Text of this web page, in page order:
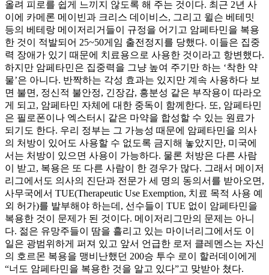
올려 피로를 쉽게 느끼지 않도록 해 주는 것이다. 최근 2년 사
이에 카메론 메이빈과 크리스 데이비스, 그리고 윌슨 베테밋
등의 베테랑 메이저리거들이 규정을 어기고 암페타민을 복용
한 것이 적발되어 25~50게임 출전정지를 당했다. 이들은 집중
력 장애가 있기 때문에 치료용으로 사용한 것이라고 항변했다.
하지만 암페타민은 집중력을 그냥 높여 주기만 하는 ‘착한 약
물’은 아니다. 반짝하는 각성 효과는 있지만 계속 사용하다 보
면 불면, 정신적 불안정, 긴장감, 흥분성 같은 부작용이 따라오
게 되고, 암페타민 자체에 대한 중독이 함께한다. 또, 암페타민
은 필로폰이나 엑스터시 같은 마약을 합성할 수 있는 원료가
되기도 한다. 우리 정부는 그 가능성 때문에 암페타민을 의사
의 처방이 있어도 사용할 수 없도록 금지해 놓았지만, 미국에
서는 처방이 있으면 사용이 가능하다. 물론 처방은 다른 사람
이 받고, 복용은 또 다른 사람이 한 경우가 많다. 그래서 메이저
리그에서도 의사의 진단과 전문가 세 명의 동의서를 받아오면,
사무국에서 TUE(Therapeutic Use Exemption, 치료 목적 사용 예
외 허가)를 발부해야 하는데, 선수들이 TUE 없이 암페타민을
복용한 것이 문제가 된 것이다. 메이저리그만의 문제는 아니
다. 젊은 유망주들이 땀을 흘리고 있는 마이너리그에서도 이
일은 광범위하게 퍼져 있고 앞서 언급한 로저 클레멘스는 자신
의 호르몬 복용을 맹비난했던 200승 투수 로이 할러데이에게
“너도 암페타민을 복용한 것을 알고 있다”고 맞받아 쳤다.